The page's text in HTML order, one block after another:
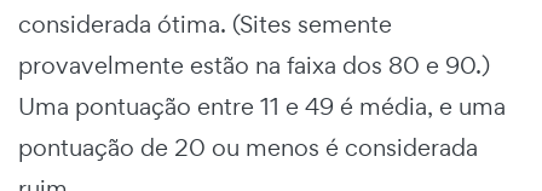
considerada ótima. (Sites semente
provavelmente estão na faixa dos 80 e 90.)
Uma pontuação entre 11 e 49 é média, e uma
pontuação de 20 ou menos é considerada